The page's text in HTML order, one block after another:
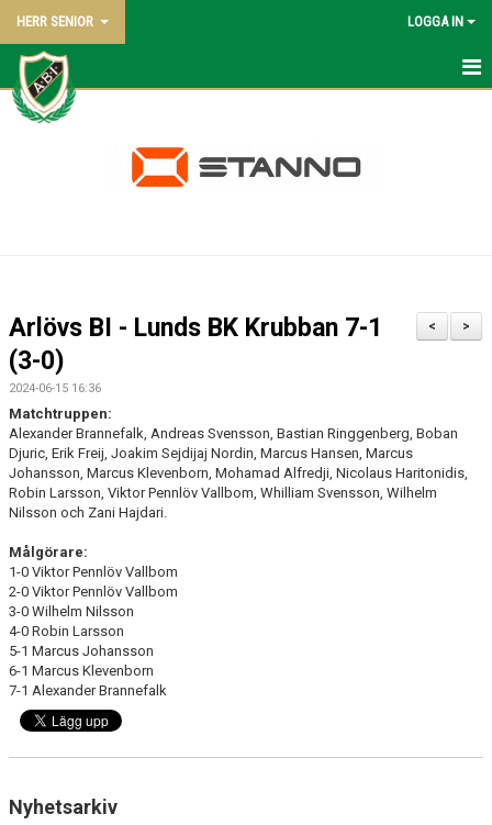
HERR SENIOR LOGGA IN
HEM
DOKUMENT
KONTAKT
MATCHER
>
<
Arlövs BI - Lunds BK Krubban 7-1
(3-0)
2024-06-15 16:36
Matchtruppen:
Alexander Brannefalk, Andreas Svensson, Bastian Ringgenberg, Boban
Djuric, Erik Freij, Joakim Sejdijaj Nordin, Marcus Hansen, Marcus
Johansson, Marcus Klevenborn, Mohamad Alfredji, Nicolaus Haritonidis,
Robin Larsson, Viktor Pennlöv Vallbom, Whilliam Svensson, Wilhelm
Nilsson och Zani Hajdari.
Målgörare:
1-0 Viktor Pennlöv Vallbom
2-0 Viktor Pennlöv Vallbom
3-0 Wilhelm Nilsson
4-0 Robin Larsson
5-1 Marcus Johansson
6-1 Marcus Klevenborn
7-1 Alexander Brannefalk
Nyhetsarkiv